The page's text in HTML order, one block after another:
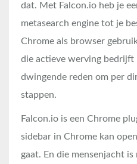
dat. Met Falcon.io heb je
metasearch engine tot je
Chrome als browser
die actieve werving bedrijft
dwingende reden om per
stappen.
Falcon.io is een Chrome
sidebar in Chrome kan
gaat. En die mensenjacht